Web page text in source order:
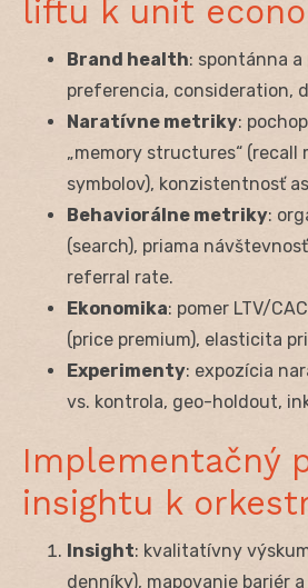
liftu k unit
Brand health: spontánna
preferencia, consideration,
Naratívne metriky:
„memory structures“ (recall
symbolov), konzistentnosť
Behaviorálne metriky:
(search), priama
referral rate.
Ekonomika: pomer LTV/
(price premium), elasticita
Experimenty: expozícia
vs. kontrola, geo-holdout,
Implementačný
insightu k
Insight: kvalitatívny
denníky), mapovanie bariér